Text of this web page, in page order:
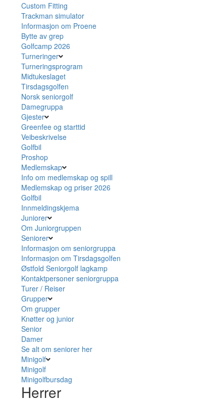
Custom Fitting
Trackman simulator
Informasjon om Proene
Bytte av grep
Golfcamp 2026
Turneringer
Turneringsprogram
Midtukeslaget
Tirsdagsgolfen
Norsk seniorgolf
Damegruppa
Gjester
Greenfee og starttid
Veibeskrivelse
Golfbil
Proshop
Medlemskap
Info om medlemskap og spill
Medlemskap og priser 2026
Golfbil
Innmeldingskjema
Juniorer
Om Juniorgruppen
Seniorer
Informasjon om seniorgruppa
Informasjon om Tirsdagsgolfen
Østfold Seniorgolf lagkamp
Kontaktpersoner seniorgruppa
Turer / Reiser
Grupper
Om grupper
Knøtter og junior
Senior
Damer
Se alt om seniorer her
Minigolf
Minigolf
Minigolfbursdag
Herrer